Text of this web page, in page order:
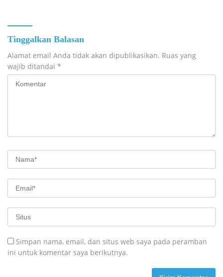
Tinggalkan Balasan
Alamat email Anda tidak akan dipublikasikan. Ruas yang
wajib ditandai *
Simpan nama, email, dan situs web saya pada peramban
ini untuk komentar saya berikutnya.